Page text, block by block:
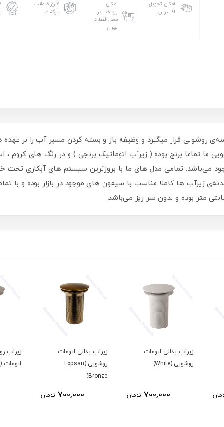
امکان تحویل
اکسپرس
امکان
پرداخت در
محل فقط در
تهران
۷ روز ضمانت
بازگشت
قرار میگیرد و وظیفه باز و بسته کردن مسیر آب را بر عهده
تماما برنج بوده ( زیرآب اتوماتیک برنجی ) و در رنگ های کروم ،
می‌باشد. تمامی مدل های ما با بروزترین سیستم های آبکاری تحت
زیرآب ها کاملا مناسب با سیفون های موجود در بازار بوده و با
زیرآب پدالی اتومات
روشویی (White)
700,000 تومان
زیرآب پدالی اتومات
روشویی (Topsan
Bronze)
700,000 تومان
زیرآب
اتومات (Chrome-Matte)